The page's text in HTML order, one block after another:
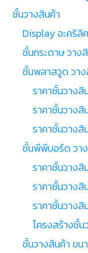
ชั้นวางสินค้า
Display อะคริลิ
ชั้นกระดาษ วาง
ชั้นพลาสวูด วา
ราคาชั้นวางสิ
ราคาชั้นวางสิ
ราคาชั้นวางสิ
ชั้นพีพีบอร์ด วา
ราคาชั้นวางสิ
ราคาชั้นวางสิ
ราคาชั้นวางสิ
โครงสร้างชั้
ชั้นวางสินค้า ขน